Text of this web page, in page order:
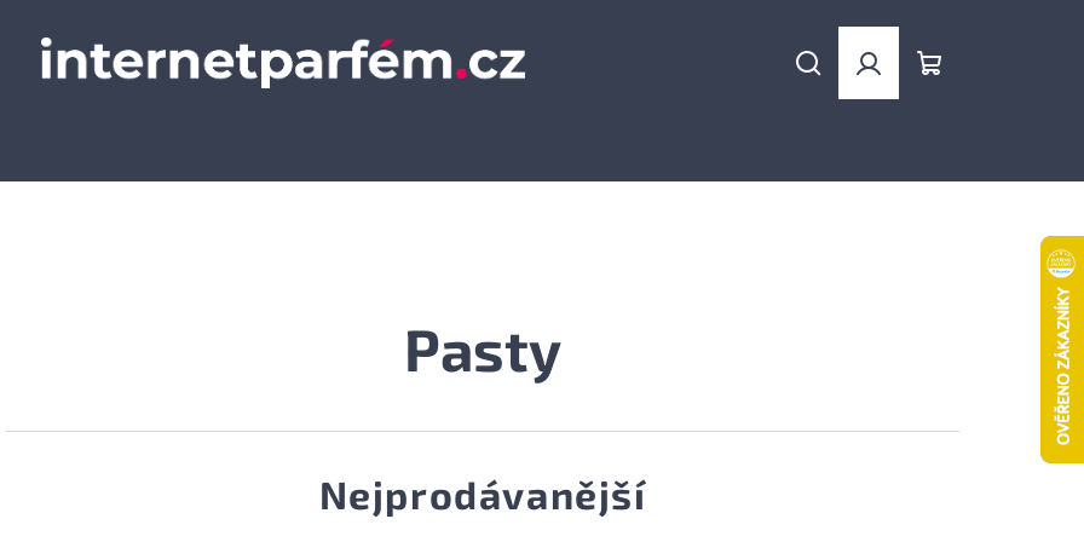
HledatPřihlášení
Pasty
Nejprodávanější